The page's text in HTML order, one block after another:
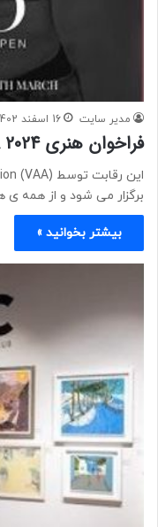
مدیر سایت 16 اسفند 1402
فراخوان هنری VAA 2024
برگزار می شود و از همه ی
بیشتر بخوانید »